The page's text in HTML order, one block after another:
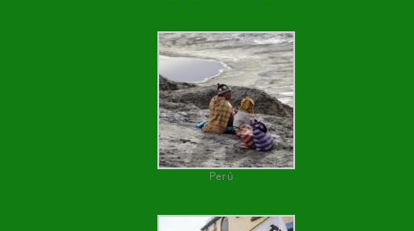
Perú